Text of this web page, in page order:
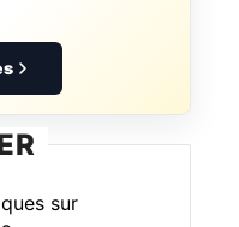
sur